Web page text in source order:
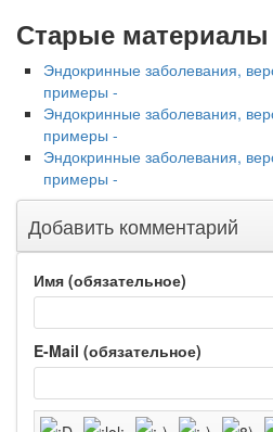
Старые материалы
Эндокринные заболевания,
примеры -
Эндокринные заболевания,
примеры -
Эндокринные заболевания,
примеры -
Добавить комментарий
Имя (обязательное)
E-Mail (обязательное)